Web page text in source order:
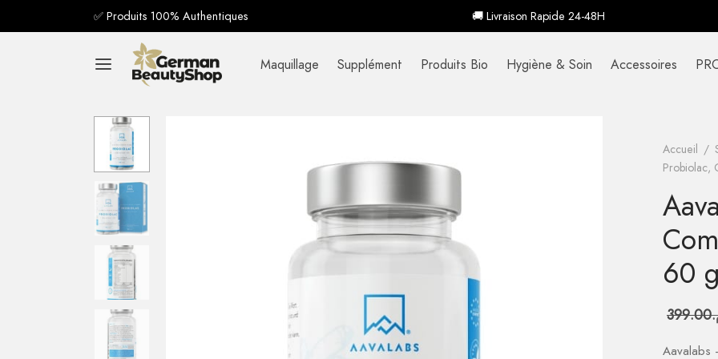
✅ Produits 100% Authentiques 🚚 Livraison Rapide 24-48H
Maquillage Supplément Produits Bio Hygiène & Soin Accessoires
Accueil /
Probiolac,
60
399.00
Aavalabs